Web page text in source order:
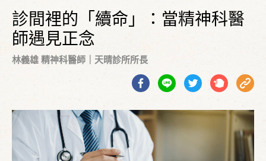
診間裡的「續命」：當精神科醫
師遇見正念
林義雄 精神科醫師｜天晴診所所長